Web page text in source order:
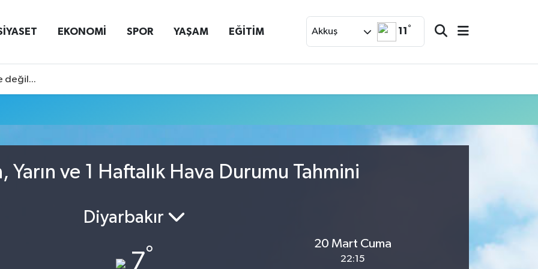
EKONOMİ SPOR YAŞAM EĞİTİM Akkuş 11 °
değil...
Yarın ve 1 Haftalık Hava Durumu Tahmini
Diyarbakır
7°
20 Mart Cuma
22:15